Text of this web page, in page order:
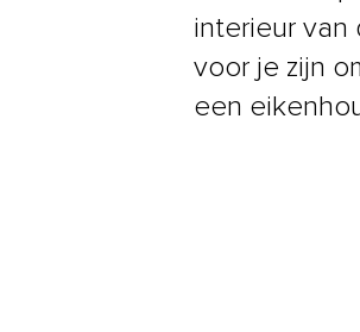
interieur van
voor je zijn
een